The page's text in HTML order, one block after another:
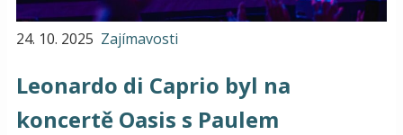
24. 10. 2025 Zajímavosti
Leonardo di Caprio byl na
koncertě Oasis s Paulem